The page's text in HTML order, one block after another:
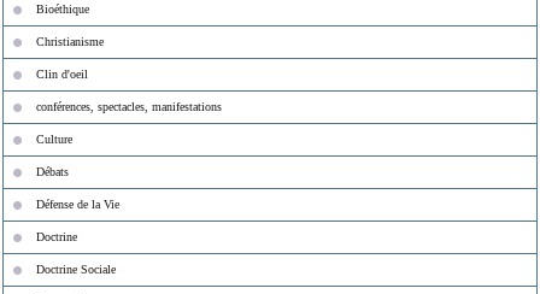
Bioéthique
Christianisme
Clin d'oeil
conférences, spectacles, manifestations
Culture
Débats
Défense de la Vie
Doctrine
Doctrine Sociale